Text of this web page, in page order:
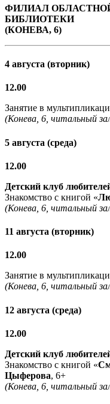
ФИЛИАЛ
БИБЛИОТЕКИ
(КОНЕВА, 6)
4 августа (вторник)
12.00
Занятие в
(Конева, 6, читальный
5 августа (среда)
12.00
Детский клуб
Знакомство с книгой «
(Конева, 6, читальный
11 августа (вторник)
12.00
Занятие в
(Конева, 6, читальный
12 августа (среда)
12.00
Детский клуб
Знакомство с книгой «
Цыферова, 6+
(Конева, 6, читальный